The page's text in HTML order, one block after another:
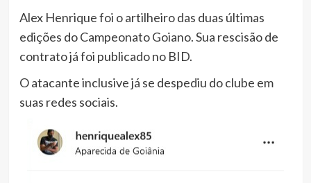
Alex Henrique foi o artilheiro das duas últimas
edições do Campeonato Goiano. Sua rescisão de
contrato já foi publicado no BID.
O atacante inclusive já se despediu do clube em
suas redes sociais.